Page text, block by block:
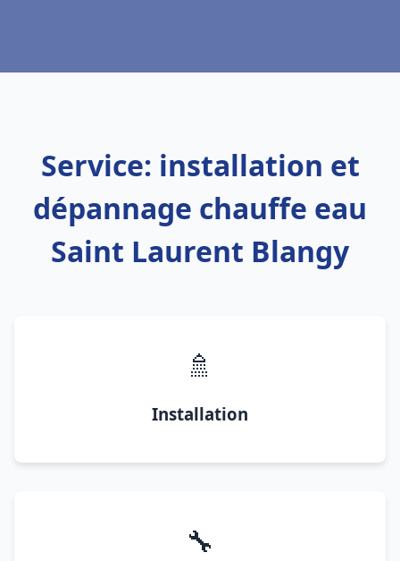
Service: installation et
dépannage chauffe eau
Saint Laurent Blangy
🚿
Installation
🔧